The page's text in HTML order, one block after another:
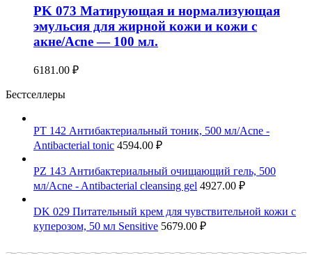
PK 073 Матирующая и нормализующая
эмульсия для жирной кожи и кожи с
акне/Acne — 100 мл.
6181.00 ₽
Бестселлеры
PT 142 Антибактериальный тоник, 500 мл/Acne -
Antibacterial tonic 4594.00 ₽
PZ 143 Антибактериальный очищающий гель, 500
мл/Acne - Antibacterial cleansing gel 4927.00 ₽
DK 029 Питательный крем для чувствительной кожи с
куперозом, 50 мл Sensitive 5679.00 ₽